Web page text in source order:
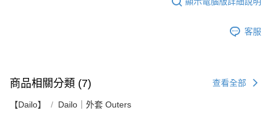
客服
商品相關分類 (7) 查看全部
【Dailo】 Dailo｜外套 Outers